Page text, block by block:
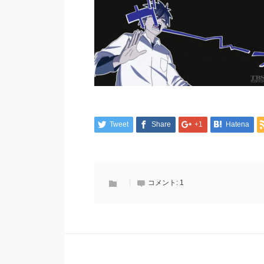
Tweet Share +1 Hatena
コメント: 1